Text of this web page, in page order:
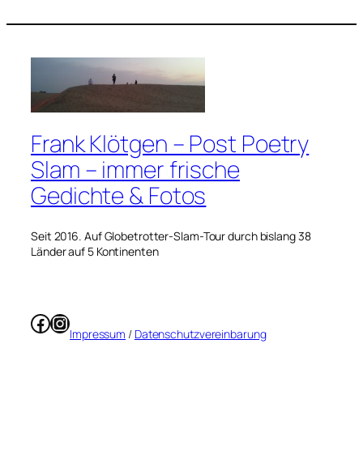
Frank Klötgen – Post Poetry
Slam – immer frische
Gedichte & Fotos
Seit 2016. Auf Globetrotter-Slam-Tour durch bislang 38
Länder auf 5 Kontinenten
Facebook
Instagram
Impressum / Datenschutzvereinbarung